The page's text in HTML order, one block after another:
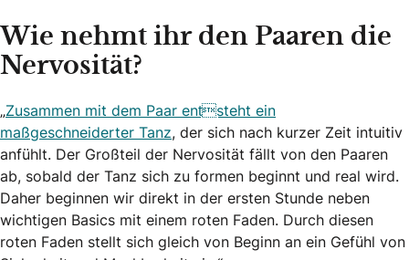
Wie nehmt ihr den Paaren die
Nervosität?
„Zusammen mit dem Paar entsteht ein
maßgeschneiderter Tanz, der sich nach kurzer Zeit intuitiv
anfühlt. Der Großteil der Nervosität fällt von den Paaren
ab, sobald der Tanz sich zu formen beginnt und real wird.
Daher beginnen wir direkt in der ersten Stunde neben
wichtigen Basics mit einem roten Faden. Durch diesen
roten Faden stellt sich gleich von Beginn an ein Gefühl von